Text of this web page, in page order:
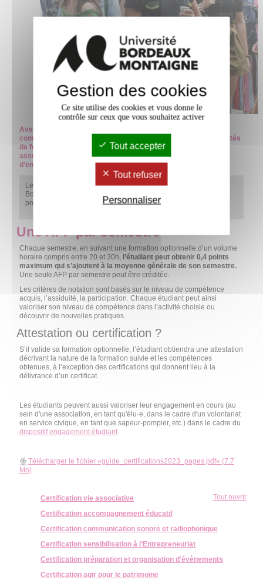
Avec les AFP, chaque étudiant peut choisir de valoriser les
compétences acquises par son investissement dans des activités
de formation universitaire (action à caractère
associatif, disciplinaire ou sportif) en complément des unités
d'enseignements obligatoires qui composent un diplôme.
Le dispositif d'AFP est ouverts aux étudiants de l’Université
Bordeaux Montaigne ainsi qu'aux stagiaires du
présentiel.
Une AFP par semestre
Chaque semestre, en suivant une formation optionnelle d’un volume
horaire compris entre 20 et 30h, l’étudiant peut obtenir 0,4 points
maximum qui s’ajoutent à la moyenne générale de son semestre.
Une seule AFP par semestre peut être créditée.
Les critères de notation sont basés sur le niveau de compétence
acquis, l’assiduité, la participation. Chaque étudiant peut ainsi
valoriser son niveau de compétence dans l’activité choisie ou
découvrir de nouvelles pratiques.
Attestation ou certification ?
S’il valide sa formation optionnelle, l’étudiant obtiendra une attestation
décrivant la nature de la formation suivie et les compétences
obtenues, à l’exception des certifications qui donnent lieu à la
délivrance d’un certificat.
Les étudiants peuvent aussi valoriser leur engagement en cours (au
sein d'une association, en tant qu'élu·e, dans le cadre d'un volontariat
en service civique, en tant que sapeur-pompier, etc.) dans le cadre du
dispositif engagement étudiant
Télécharger le fichier «guide_certifications2023_pages.pdf» (7.7
Mo)
Tout ouvrir
Certification vie associative
Certification accompagnement éducatif
Certification communication sonore et radiophonique
Certification sensibilisation à l’Entrepreneuriat
Certification préparation et organisation d'évènements
Certification agir pour le patrimoine
Gestion des cookies
Ce site utilise des cookies et vous donne le
contrôle sur ceux que vous souhaitez activer
Tout accepter
Tout refuser
Personnaliser